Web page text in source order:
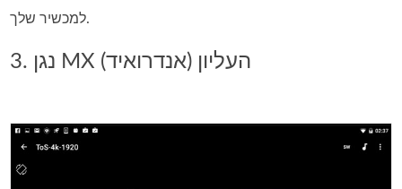
למכשיר שלך.
3. נגן MX העליון (אנדרואיד)